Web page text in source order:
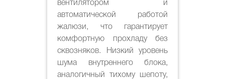
вентилятором и
автоматической работой
жалюзи, что гарантирует
комфортную прохладу без
сквозняков. Низкий уровень
шума внутреннего блока,
аналогичный тихому шепоту,